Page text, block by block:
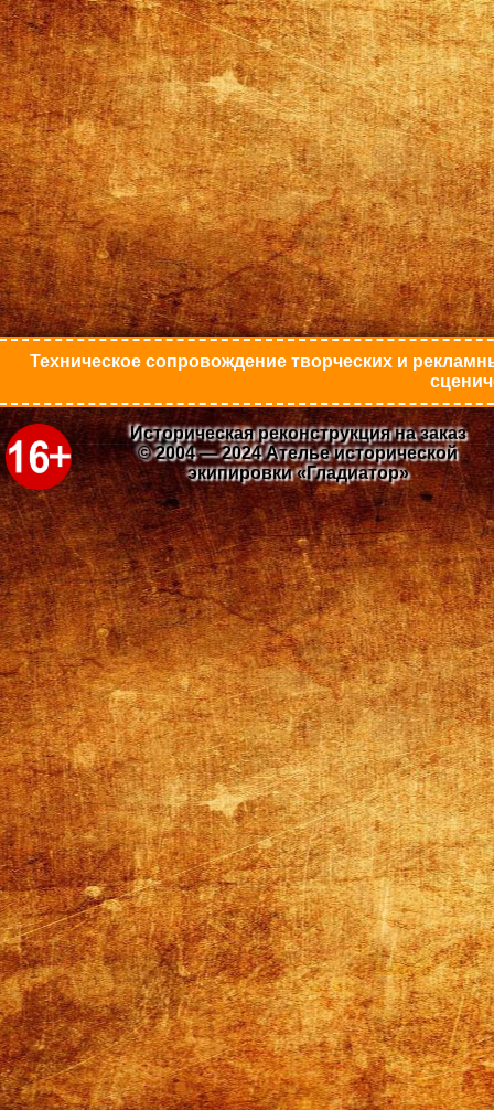
Техническое сопровождение творческих и
Историческая реконструкция на заказ
© 2004 — 2024 Ателье исторической
экипировки «Гладиатор»